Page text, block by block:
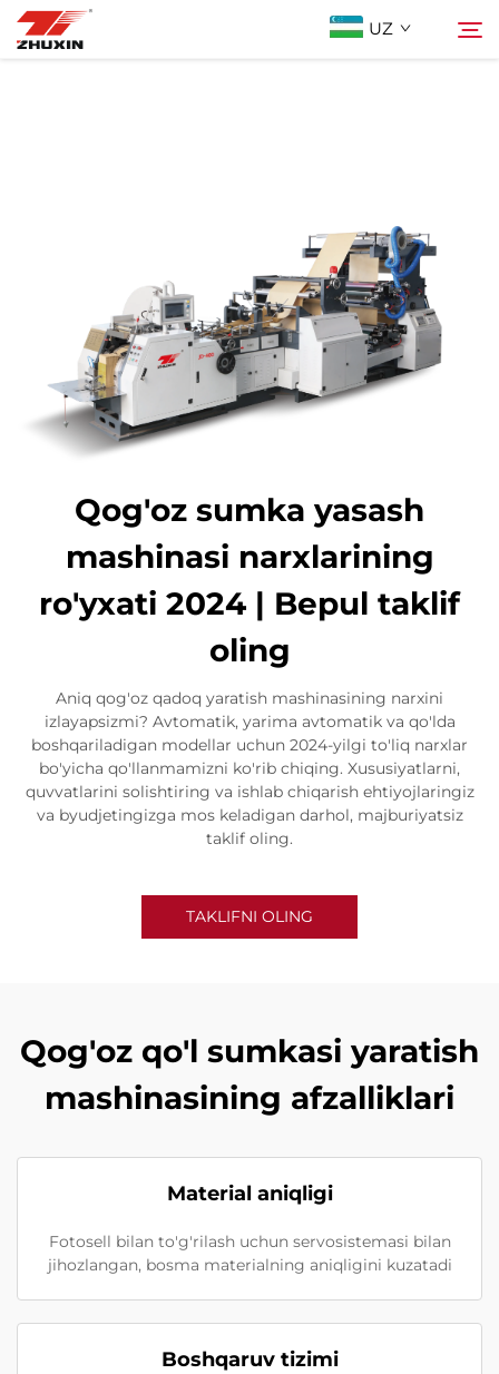
UZ
Yangiliklar
Bog'lanish
Qog'oz sumka yasash
mashinasi narxlarining
ro'yxati 2024 | Bepul taklif
oling
Aniq qog'oz qadoq yaratish mashinasining narxini
izlayapsizmi? Avtomatik, yarima avtomatik va qo'lda
boshqariladigan modellar uchun 2024-yilgi to'liq narxlar
bo'yicha qo'llanmamizni ko'rib chiqing. Xususiyatlarni,
quvvatlarini solishtiring va ishlab chiqarish ehtiyojlaringiz
va byudjetingizga mos keladigan darhol, majburiyatsiz
taklif oling.
TAKLIFNI OLING
Qog'oz qo'l sumkasi yaratish
mashinasining afzalliklari
Material aniqligi
Fotosell bilan to'g'rilash uchun servosistemasi bilan
jihozlangan, bosma materialning aniqligini kuzatadi
Boshqaruv tizimi